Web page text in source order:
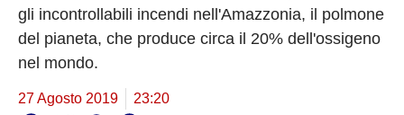
gli incontrollabili incendi nell'Amazzonia, il polmone
del pianeta, che produce circa il 20% dell'ossigeno
nel mondo.
27 Agosto 2019 23:20